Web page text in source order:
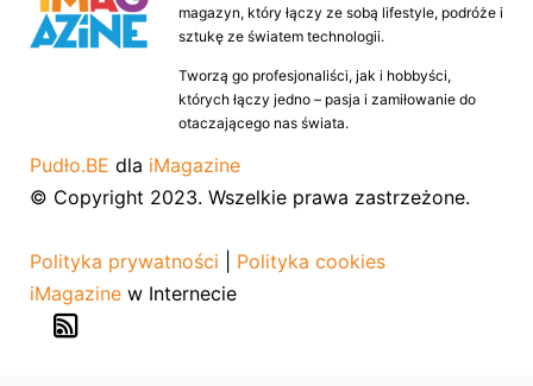
magazyn, który łączy ze sobą lifestyle, podróże i
sztukę ze światem technologii.
Tworzą go profesjonaliści, jak i hobbyści,
których łączy jedno – pasja i zamiłowanie do
otaczającego nas świata.
Pudło.BE dla iMagazine
© Copyright 2023. Wszelkie prawa zastrzeżone.
Polityka prywatności
Polityka cookies
iMagazine w Internecie